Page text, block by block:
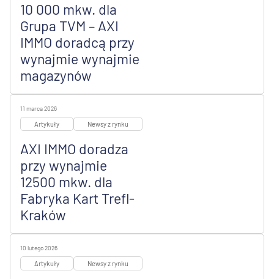
10 000 mkw. dla
Grupa TVM – AXI
IMMO doradcą przy
wynajmie wynajmie
magazynów
11 marca 2026
Artykuły Newsy z rynku
AXI IMMO doradza
przy wynajmie
12500 mkw. dla
Fabryka Kart Trefl-
Kraków
10 lutego 2026
Artykuły Newsy z rynku